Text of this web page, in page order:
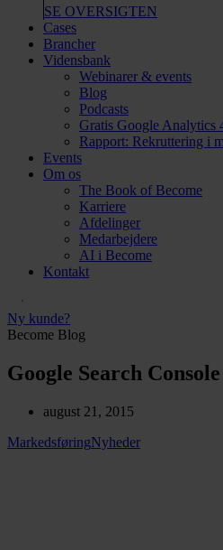
SE OVERSIGTEN
Cases
Brancher
Vidensbank
Webinarer & events
Blog
Podcasts
Gratis Google Analytics
Rapport: Rekruttering i
Events
Om os
The Book of Become
Karriere
Afdelinger
Medarbejdere
AI i Become
Kontakt
Ny kunde?
Become Blog
Google Search
august 21, 2015
MarkedsføringNyheder